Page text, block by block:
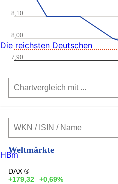
8,00
7,90
8,10
Weltmärkte
DAX ®
+179,32
+0,69%
Die reichsten Deutschen
HBm